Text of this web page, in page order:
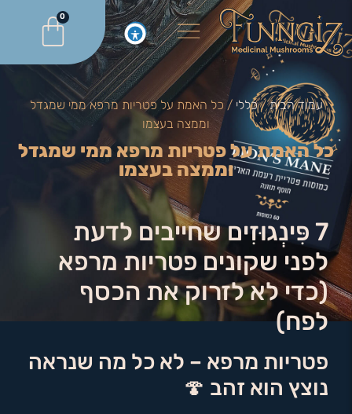
0
עמוד הבית/כללי / כל האמת על פטריות מרפא ממי שמגדל
וממצה בעצמו
כל האמת על פטריות מרפא ממי שמגדל
וממצה בעצמו
7 פִּינְגוּזִים שחייבים לדעת
לפני שקונים פטריות מרפא
(כדי לא לזרוק את הכסף
לפח)
פטריות מרפא – לא כל מה שנראה
נוצץ הוא זהב 🍄